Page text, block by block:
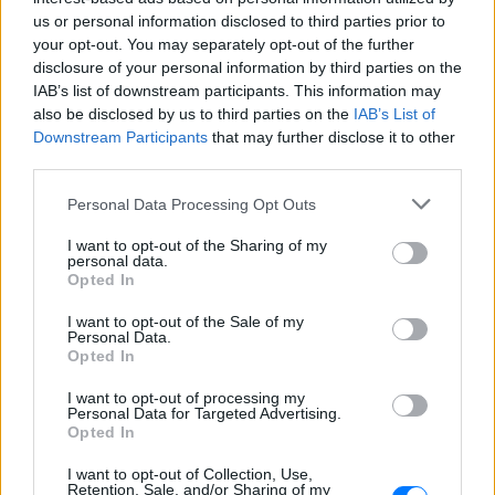
us or personal information disclosed to third parties prior to
your opt-out. You may separately opt-out of the further
disclosure of your personal information by third parties on the
IAB’s list of downstream participants. This information may
also be disclosed by us to third parties on the IAB’s List of
Downstream Participants that may further disclose it to other
Personal Data Processing Opt Outs
I want to opt-out of the Sharing of my
personal data.
Opted In
I want to opt-out of the Sale of my
Personal Data.
Opted In
I want to opt-out of processing my
Personal Data for Targeted Advertising.
Opted In
I want to opt-out of Collection, Use,
Retention, Sale, and/or Sharing of my
ΔΕΙΤΕ ΕΠΙΣΗΣ
ΣΤΗΝ ΙΔΙΑ ΚΑΤΗΓΟΡΙΑ
19χρονο να οδηγείται με τη βία
για επιστράτευση ‑ Τι είναι το